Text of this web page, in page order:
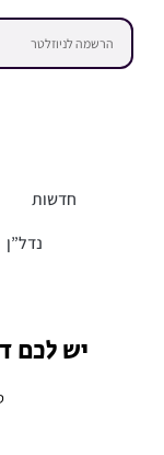
חדשות
נדל”ן
יש לכם